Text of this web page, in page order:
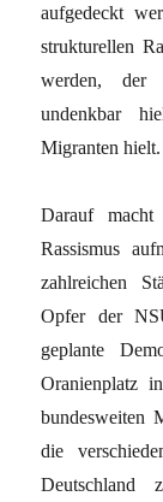
aufgedeckt
strukturellen
werden, der
undenkbar
Migranten hielt.
Darauf
Rassismus
zahlreichen
Opfer der
geplante
Oranienplatz
bundesweiten
die
Deutschland